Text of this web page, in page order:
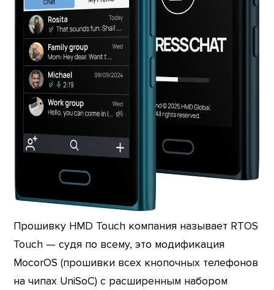
Прошивку HMD Touch компания называет RTOS
Touch — судя по всему, это модификация
MocorOS (прошивки всех кнопочных телефонов
на чипах UniSoC) с расширенным набором